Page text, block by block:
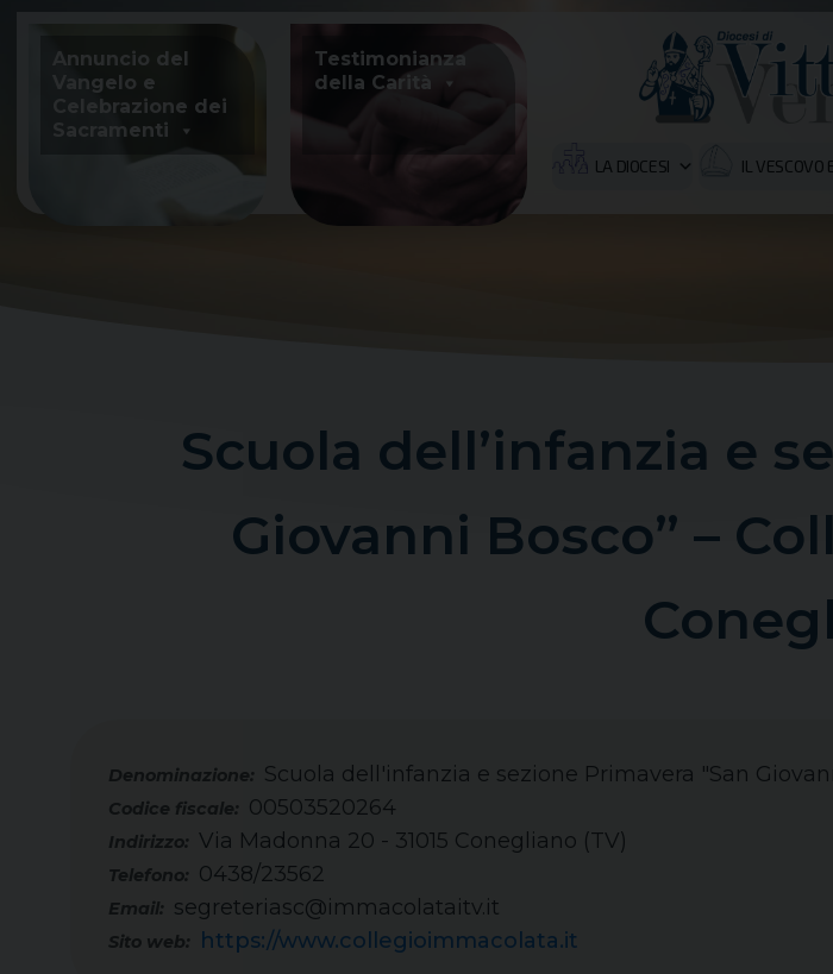
content
Annuncio del
Vangelo e
Celebrazione dei
Sacramenti
Testimonianza
della Carità
LA DIOCESI IL VESCOVO
Scuola dell’infanzia e
Giovanni Bosco” –
Scuola dell'infanzia e sezione Primavera "San
Codice fiscale: 00503520264
Telefono: 0438/23562
Email: segreteriasc@immacolataitv.it
Sito web: https://www.collegioimmacolata.it
Indirizzo: Via Madonna 20 - 31015 Conegliano (TV)